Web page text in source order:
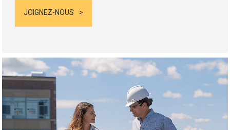
JOIGNEZ-NOUS